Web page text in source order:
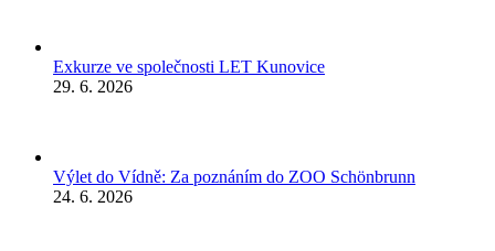
Exkurze ve společnosti LET Kunovice
29. 6. 2026
Výlet do Vídně: Za poznáním do ZOO Schönbrunn
24. 6. 2026